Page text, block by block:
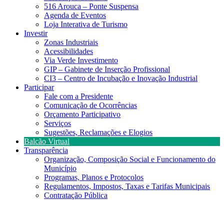
516 Arouca – Ponte Suspensa
Agenda de Eventos
Loja Interativa de Turismo
Investir
Zonas Industriais
Acessibilidades
Via Verde Investimento
GIP – Gabinete de Inserção Profissional
CI3 – Centro de Incubação e Inovação Industrial
Participar
Fale com a Presidente
Comunicação de Ocorrências
Orçamento Participativo
Serviços
Sugestões, Reclamações e Elogios
Balcão Virtual
Transparência
Organização, Composição Social e Funcionamento do
Município
Programas, Planos e Protocolos
Regulamentos, Impostos, Taxas e Tarifas Municipais
Contratação Pública